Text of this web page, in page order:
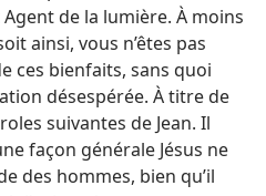
de la lumière. À moins
ainsi, vous n’êtes pas
ces bienfaits, sans quoi
désespérée. À titre de
suivantes de Jean. Il
façon générale Jésus ne
des hommes, bien qu’il